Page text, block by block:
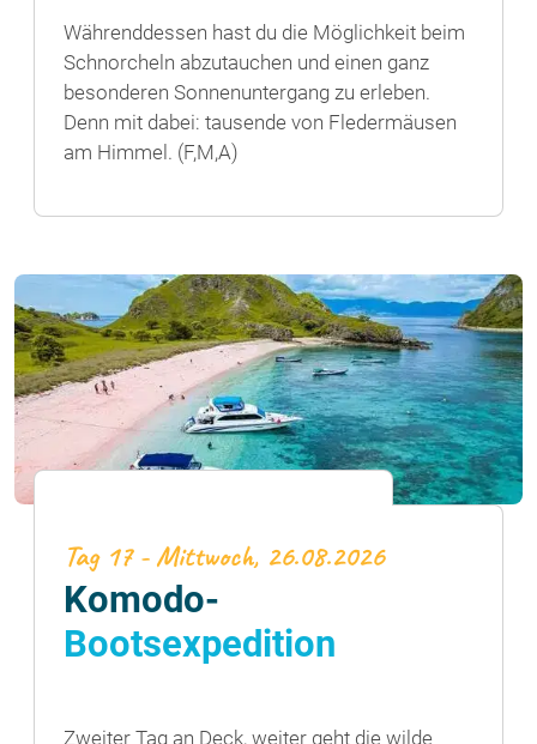
Währenddessen hast du die Möglichkeit beim
Schnorcheln abzutauchen und einen ganz
besonderen Sonnenuntergang zu erleben.
Denn mit dabei: tausende von Fledermäusen
am Himmel. (F,M,A)
Tag 17 - Mittwoch, 26.08.2026
Komodo-
Bootsexpedition
Zweiter Tag an Deck, weiter geht die wilde